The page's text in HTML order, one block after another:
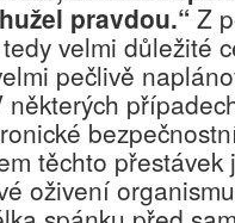
pravdou.“ Z
velmi důležité
pečlivě
těchto přestávek
oživení